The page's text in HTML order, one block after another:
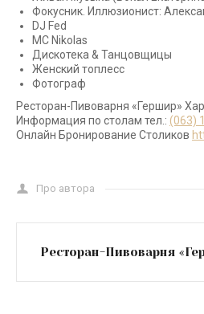
Фокусник. Иллюзионист:
DJ Fed
МС Nikolas
Дискотека & Танцовщицы
Женский топлесс
Фотограф
Ресторан-Пивоварня «Гершир»
Информация по столам тел.: (063)
Онлайн Бронирование Столиков
Про автора
Ресторан-Пивоварня